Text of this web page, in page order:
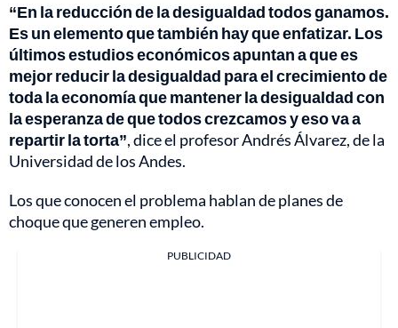
“En la reducción de la desigualdad todos ganamos.
Es un elemento que también hay que enfatizar. Los
últimos estudios económicos apuntan a que es
mejor reducir la desigualdad para el crecimiento de
toda la economía que mantener la desigualdad con
la esperanza de que todos crezcamos y eso va a
repartir la torta”, dice el profesor Andrés Álvarez, de la
Universidad de los Andes.
Los que conocen el problema hablan de planes de
choque que generen empleo.
PUBLICIDAD